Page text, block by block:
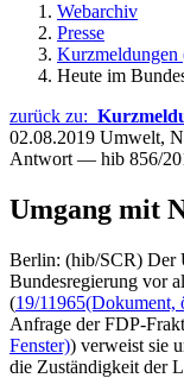
Webarchiv
Presse
Kurzmeldungen
Heute im
zurück zu:
02.08.2019 Umwelt,
Antwort — hib 856/
Umgang mit
Berlin: (hib/SCR) Der
Bundesregierung vor
(19/11965(Dokument,
Anfrage der FDP-
Fenster)) verweist sie
die Zuständigkeit der